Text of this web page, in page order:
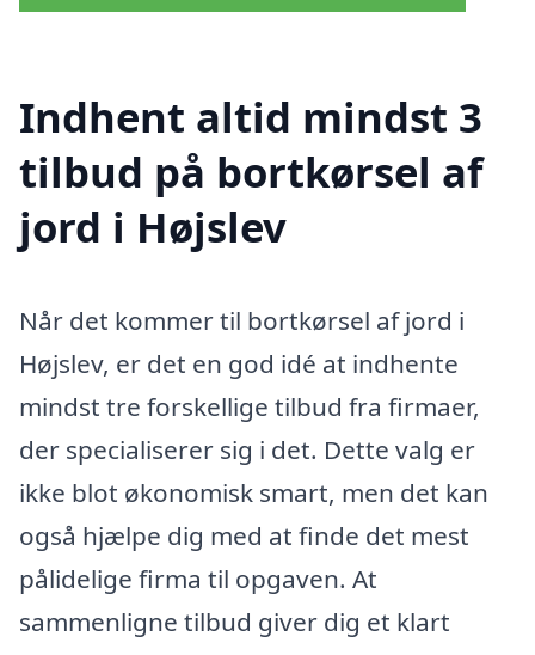
Indhent altid mindst 3
tilbud på bortkørsel af
jord i Højslev
Når det kommer til bortkørsel af jord i
Højslev, er det en god idé at indhente
mindst tre forskellige tilbud fra firmaer,
der specialiserer sig i det. Dette valg er
ikke blot økonomisk smart, men det kan
også hjælpe dig med at finde det mest
pålidelige firma til opgaven. At
sammenligne tilbud giver dig et klart